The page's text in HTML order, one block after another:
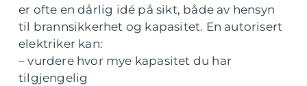
er ofte en dårlig idé på sikt, både av hensyn
til brannsikkerhet og kapasitet. En autorisert
elektriker kan:
– vurdere hvor mye kapasitet du har
tilgjengelig